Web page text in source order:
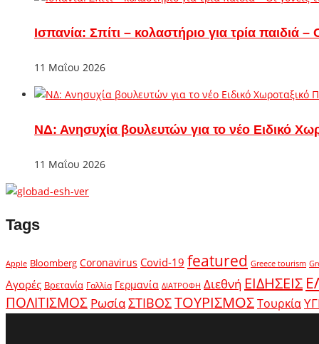
Ισπανία: Σπίτι – κολαστήριο για τρία παιδιά
11 Μαΐου 2026
ΝΔ: Ανησυχία βουλευτών για το νέο Ειδικό
11 Μαΐου 2026
Tags
Apple Bloomberg Coronavirus Covid-19 featured Greece tourism
Αγορές Βρετανία Γαλλία Γερμανία ΔΙΑΤΡΟΦΗ Διεθνή ΕΙΔΗΣΕΙΣ
ΠΟΛΙΤΙΣΜΟΣ ΡωσίαΣΤΙΒΟΣΤΟΥΡΙΣΜΟΣΤουρκία